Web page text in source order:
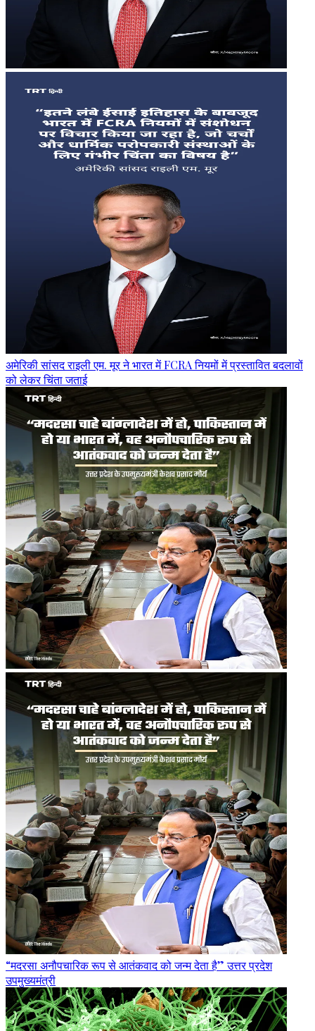
अमेरिकी सांसद राइली एम. मूर ने भारत में FCRA नियमों में प्रस्तावित बदलावों
को लेकर चिंता जताई
“मदरसा अनौपचारिक रूप से आतंकवाद को जन्म देता है” उत्तर प्रदेश
उपमुख्यमंत्री